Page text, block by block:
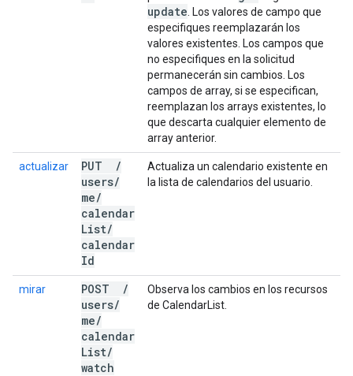
update . Los valores de campo que
especifiques reemplazarán los
valores existentes. Los campos que
no especifiques en la solicitud
permanecerán sin cambios. Los
campos de array, si se especifican,
reemplazan los arrays existentes, lo
que descarta cualquier elemento de
array anterior.
actualizar PUT
/
users/
me/
calendar
List/
calendar
Id
Actualiza un calendario existente en
la lista de calendarios del usuario.
mirar POST
/
users/
me/
calendar
List/
watch
Observa los cambios en los recursos
de CalendarList.